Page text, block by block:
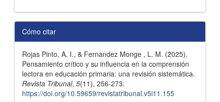
Detalles
del
artículo
Cómo citar
Rojas Pinto, A. I., & Fernandez Monge , L. M. (2025).
Pensamiento crítico y su influencia en la comprensión
lectora en educación primaria: una revisión sistemática.
Revista Tribunal, 5(11), 256-273.
https://doi.org/10.59659/revistatribunal.v5i11.155